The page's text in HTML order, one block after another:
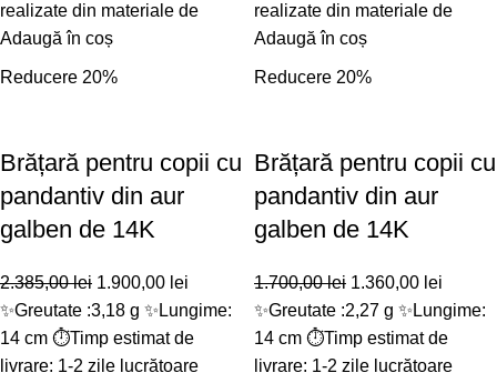
realizate din materiale de
Adaugă în coș
realizate din materiale de
Adaugă în coș
Reducere 20%
Brățară pentru copii cu
pandantiv din aur
galben de 14K
2.385,00lei 1.900,00 lei
✨Greutate :3,18 g ✨Lungime:
14 cm ⏱️Timp estimat de
livrare: 1-2 zile lucrătoare
Reducere 20%
Brățară pentru copii cu
pandantiv din aur
galben de 14K
1.700,00lei 1.360,00 lei
✨Greutate :2,27 g ✨Lungime:
14 cm ⏱️Timp estimat de
livrare: 1-2 zile lucrătoare